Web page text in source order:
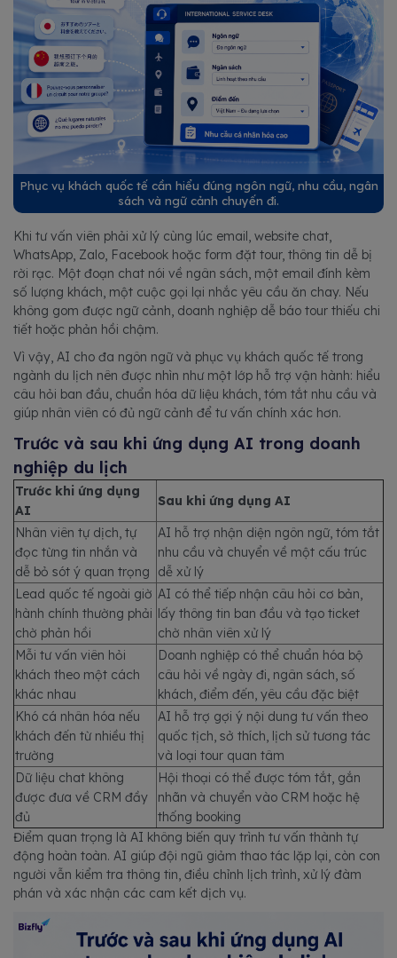
Phục vụ khách quốc tế cần hiểu đúng ngôn ngữ, nhu cầu, ngân
sách và ngữ cảnh chuyến đi.
Khi tư vấn viên phải xử lý cùng lúc email, website chat,
WhatsApp, Zalo, Facebook hoặc form đặt tour, thông tin dễ bị
rời rạc. Một đoạn chat nói về ngân sách, một email đính kèm
số lượng khách, một cuộc gọi lại nhắc yêu cầu ăn chay. Nếu
không gom được ngữ cảnh, doanh nghiệp dễ báo tour thiếu chi
tiết hoặc phản hồi chậm.
Vì vậy, AI cho đa ngôn ngữ và phục vụ khách quốc tế trong
ngành du lịch nên được nhìn như một lớp hỗ trợ vận hành: hiểu
câu hỏi ban đầu, chuẩn hóa dữ liệu khách, tóm tắt nhu cầu và
giúp nhân viên có đủ ngữ cảnh để tư vấn chính xác hơn.
Trước và sau khi ứng dụng AI trong doanh
nghiệp du lịch
Trước khi ứng dụng
AI
Sau khi ứng dụng AI
Nhân viên tự dịch, tự
đọc từng tin nhắn và
dễ bỏ sót ý quan trọng
AI hỗ trợ nhận diện ngôn ngữ, tóm tắt
nhu cầu và chuyển về một cấu trúc
dễ xử lý
Lead quốc tế ngoài giờ
hành chính thường phải
chờ phản hồi
AI có thể tiếp nhận câu hỏi cơ bản,
lấy thông tin ban đầu và tạo ticket
chờ nhân viên xử lý
Mỗi tư vấn viên hỏi
khách theo một cách
khác nhau
Doanh nghiệp có thể chuẩn hóa bộ
câu hỏi về ngày đi, ngân sách, số
khách, điểm đến, yêu cầu đặc biệt
Khó cá nhân hóa nếu
khách đến từ nhiều thị
trường
AI hỗ trợ gợi ý nội dung tư vấn theo
quốc tịch, sở thích, lịch sử tương tác
và loại tour quan tâm
Dữ liệu chat không
được đưa về CRM đầy
đủ
Hội thoại có thể được tóm tắt, gắn
nhãn và chuyển vào CRM hoặc hệ
thống booking
Điểm quan trọng là AI không biến quy trình tư vấn thành tự
động hoàn toàn. AI giúp đội ngũ giảm thao tác lặp lại, còn con
người vẫn kiểm tra thông tin, điều chỉnh lịch trình, xử lý đàm
phán và xác nhận các cam kết dịch vụ.